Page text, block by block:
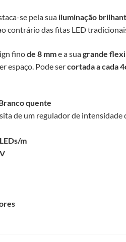
se pela sua iluminação
contrário das fitas LED
finode 8 mme a suagrande
espaço. Pode sercortada a cada
quente
de um regulador de
m